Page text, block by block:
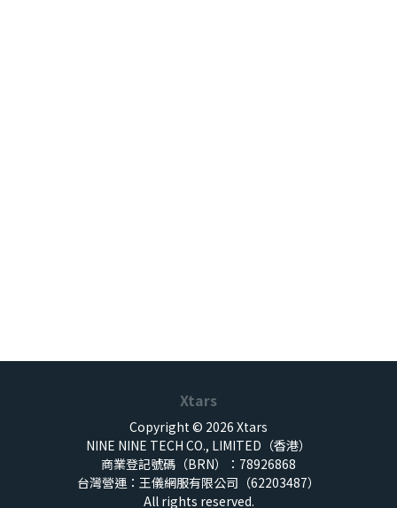
Xtars
Copyright © 2026 Xtars
NINE NINE TECH CO., LIMITED（香港）
商業登記號碼（BRN）：78926868
台灣營運：王儀網服有限公司（62203487）
All rights reserved.